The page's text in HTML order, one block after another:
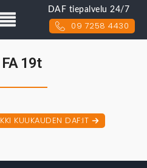
DAF tiepalvelu 24/7
09 7258 4430
19t
KUUKAUDEN DAF:IT